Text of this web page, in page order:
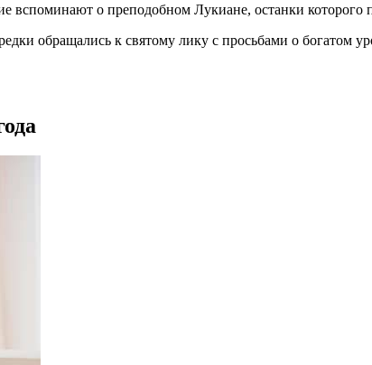
о преподобном Лукиане, останки которого
обращались к святому лику с просьбами о богатом